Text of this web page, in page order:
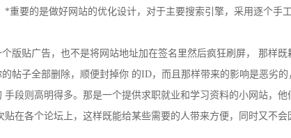
重要的是做好网站的优化设计，对于主要搜索引擎，采用逐个手
版贴广告，也不是将网站地址加在签名里然后疯狂刷屏， 那样
帖子全部删除，顺便封掉你 的ID，而且那样带来的影响是恶劣
段则高明得多。那是一个提供求职就业和学习资料的小网站，
在各个论坛上，这样既能给某些需要的人带来方便，同时又不